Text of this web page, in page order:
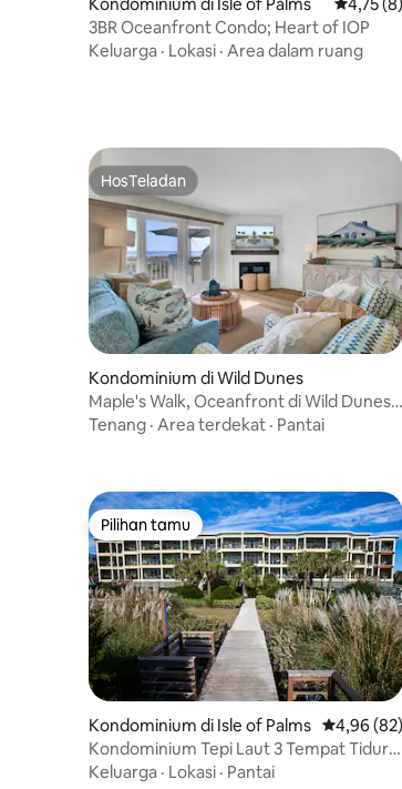
3BR Oceanfront Condo; Heart of IOP
Keluarga · Lokasi · Area dalam ruang
HosTeladan
HosTeladan
Kondominium di Wild Dunes
Maple's Walk, Oceanfront di Wild Dunes,
Kepulauan
Tenang · Area terdekat · Pantai
Pilihan tamu
Pilihan tamu
Kondominium di Isle of Palms Nilai rata-
4,96 (82)
Kondominium Tepi Laut 3 Tempat Tidur 3
Kamar Mandi yang Luas dengan Kolam
Keluarga · Lokasi · Pantai